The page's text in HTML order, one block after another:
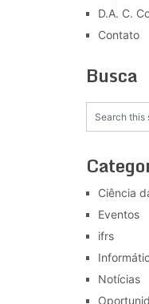
D.A. C.
Contato
Busca
Ciência
Eventos
ifrs
Notícias